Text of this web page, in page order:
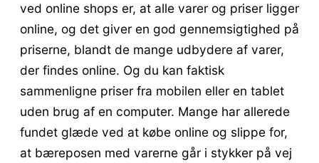
ved online shops er, at alle varer og priser ligger
online, og det giver en god gennemsigtighed på
priserne, blandt de mange udbydere af varer,
der findes online. Og du kan faktisk
sammenligne priser fra mobilen eller en tablet
uden brug af en computer. Mange har allerede
fundet glæde ved at købe online og slippe for,
at bæreposen med varerne går i stykker på vej